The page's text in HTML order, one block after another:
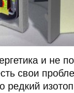
и не
свои
редкий